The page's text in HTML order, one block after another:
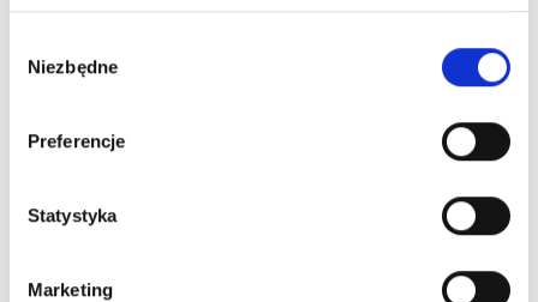
zgody
Niezbędne
Preferencje
Statystyka
Marketing
specjalnie dla nowych artystek PMU.
–webinary i wydarzenia
dla początkujących,
pierwsze kroki w branży.
To miejsce, w którym znajdziesz wszystko, czego
ZAPRASZAMY!